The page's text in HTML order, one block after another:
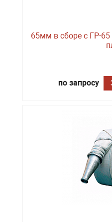
65мм в сборе с ГР-65
по запросу